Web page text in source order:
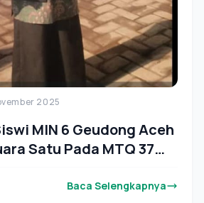
2025
MIN 6 Geudong Aceh
Satu Pada MTQ 37
Baca Selengkapnya